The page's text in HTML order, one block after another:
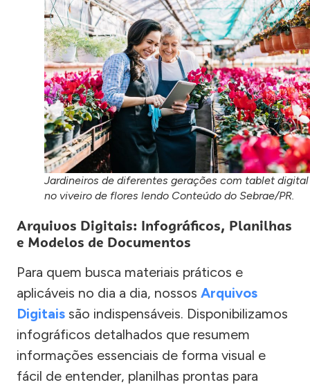
Jardineiros de diferentes gerações com tablet digital
no viveiro de flores lendo Conteúdo do Sebrae/PR.
Arquivos Digitais: Infográficos, Planilhas
e Modelos de Documentos
Para quem busca materiais práticos e
aplicáveis no dia a dia, nossos Arquivos
Digitais são indispensáveis. Disponibilizamos
infográficos detalhados que resumem
informações essenciais de forma visual e
fácil de entender, planilhas prontas para